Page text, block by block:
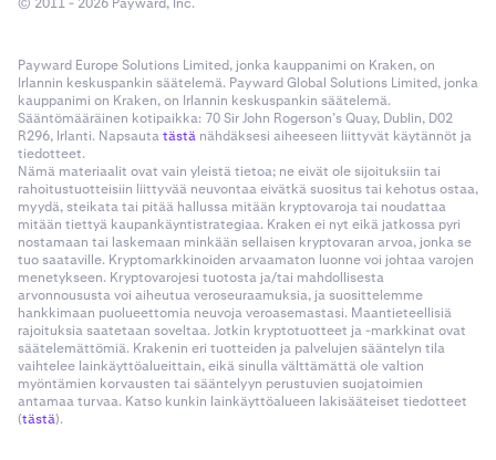
Payward Europe Solutions Limited, jonka kauppanimi on Kraken, on
Irlannin keskuspankin säätelemä. Payward Global Solutions Limited, jonka
kauppanimi on Kraken, on Irlannin keskuspankin säätelemä.
Sääntömääräinen kotipaikka: 70 Sir John Rogerson’s Quay, Dublin, D02
R296, Irlanti. Napsautatästä nähdäksesi aiheeseen liittyvät käytännöt ja
tiedotteet.
Nämä materiaalit ovat vain yleistä tietoa; ne eivät ole sijoituksiin tai
rahoitustuotteisiin liittyvää neuvontaa eivätkä suositus tai kehotus ostaa,
myydä, steikata tai pitää hallussa mitään kryptovaroja tai noudattaa
mitään tiettyä kaupankäyntistrategiaa. Kraken ei nyt eikä jatkossa pyri
nostamaan tai laskemaan minkään sellaisen kryptovaran arvoa, jonka se
tuo saataville. Kryptomarkkinoiden arvaamaton luonne voi johtaa varojen
menetykseen. Kryptovarojesi tuotosta ja/tai mahdollisesta
arvonnoususta voi aiheutua veroseuraamuksia, ja suosittelemme
hankkimaan puolueettomia neuvoja veroasemastasi. Maantieteellisiä
rajoituksia saatetaan soveltaa. Jotkin kryptotuotteet ja -markkinat ovat
säätelemättömiä. Krakenin eri tuotteiden ja palvelujen sääntelyn tila
vaihtelee lainkäyttöalueittain, eikä sinulla välttämättä ole valtion
myöntämien korvausten tai sääntelyyn perustuvien suojatoimien
antamaa turvaa. Katso kunkin lainkäyttöalueen lakisääteiset tiedotteet
(tästä).